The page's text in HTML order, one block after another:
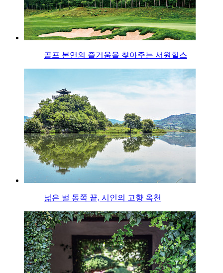
골프 본연의 즐거움을 찾아주는 서원힐스
넓은 벌 동쪽 끝, 시인의 고향 옥천